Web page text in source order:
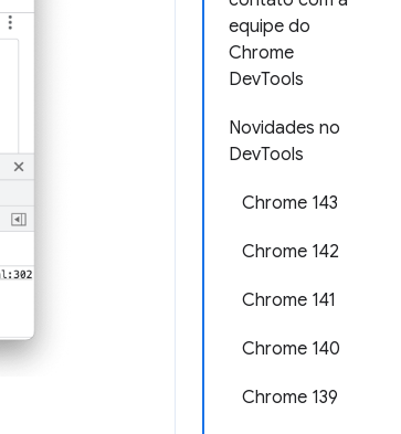
equipe do
Chrome
DevTools
Novidades no
DevTools
Chrome 143
Chrome 142
Chrome 141
Chrome 140
Chrome 139